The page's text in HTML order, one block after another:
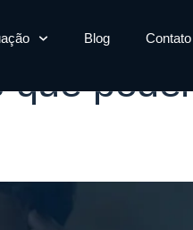
Blog Contato